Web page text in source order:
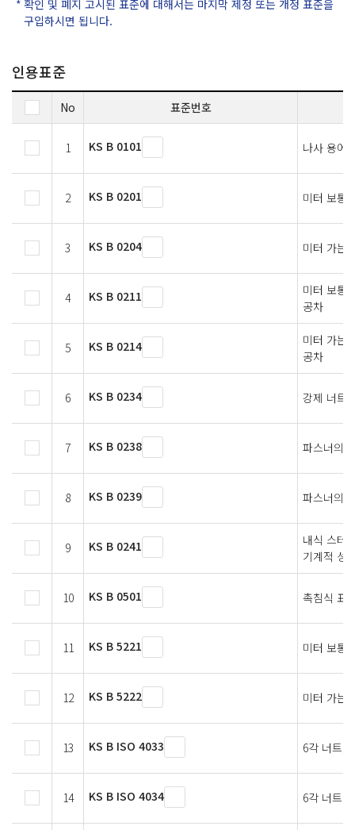
확인 및 폐지 고시된 표준에 대해서는 마지막 제정 또는 개정 표준을
구입하시면 됩니다.
인용표준
No 표준번호
1 KS B 0101 나사 용어
2 KS B 0201 미터 보통
3 KS B 0204 미터 가는
4 KS B 0211
미터 보통
공차
5 KS B 0214
미터 가는
공차
6 KS B 0234 강제 너트
7 KS B 0238 파스너의
8 KS B 0239 파스너의
9 KS B 0241
내식 스테
기계적 성
10 KS B 0501 촉침식 표
11 KS B 5221 미터 보통
12 KS B 5222 미터 가는
13 KS B ISO 4033 6각 너트,
14 KS B ISO 4034 6각 너트 -